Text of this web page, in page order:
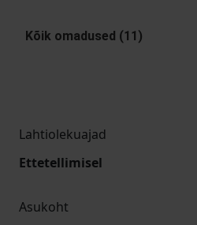
Kõik omadused (11)
Lahtiolekuajad
Ettetellimisel
Asukoht